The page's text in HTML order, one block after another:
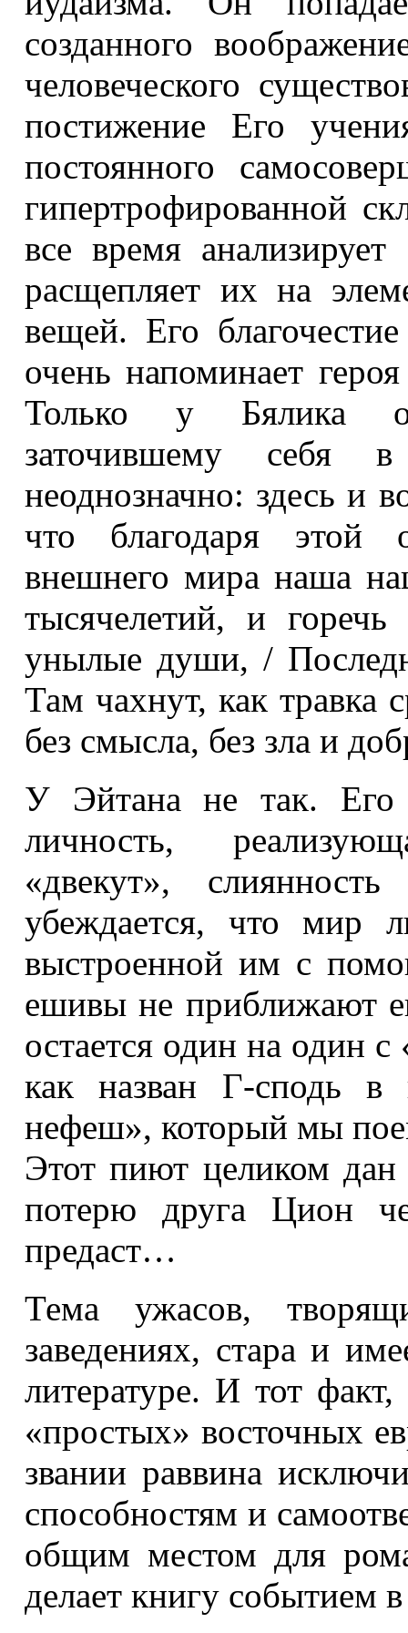
созданного
человеческого
постижение Его
постоянного
гипертрофированной
все время
расщепляет их на
вещей. Его
очень напоминает
Только у Бялика
заточившему себя
неоднозначно: здесь и
что благодаря этой
внешнего мира наша
тысячелетий, и
унылые души, /
Там чахнут, как травка
без смысла, без зла и
У Эйтана не так.
личность,
«двекут»,
убеждается, что мир
выстроенной им с
ешивы не приближают
остается один на один
как назван Г-сподь в
нефеш», который мы
Этот пиют целиком
потерю друга Цион
предаст…
Тема ужасов,
заведениях, стара и
литературе. И тот
«простых» восточных
звании раввина
способностям и
общим местом для
делает книгу событием